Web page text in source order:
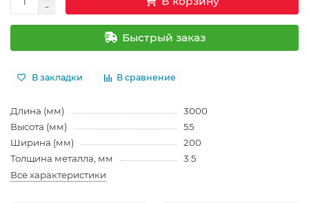
Быстрый заказ
В закладки В сравнение
Длина (мм)
3000
Высота (мм)
55
Ширина (мм)
200
Толщина металла, мм
3.5
Все характеристики